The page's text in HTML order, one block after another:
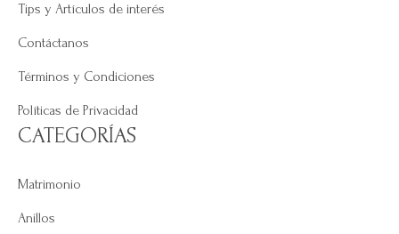
Tips y Artículos de interés
Contáctanos
Términos y Condiciones
Políticas de Privacidad
CATEGORÍAS
Matrimonio
Anillos